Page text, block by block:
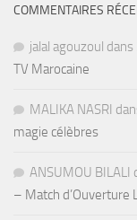
COMMENTAIRES
jalal agouzoul dans
TV Marocaine
MALIKA NASRI
magie célèbres
ANSUMOU BILALI
– Match d’Ouverture